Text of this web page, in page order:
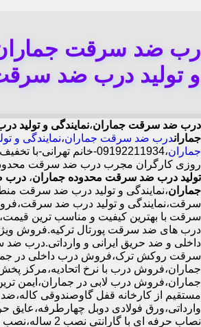
ضد سرقت
و تولید درب ضد
درب ضد سرقت جماران،نمایندگی و تولید
جماراندرب ضد سرقت جماران،نمایندگی و
جماران
،09192211934-خانم تهرانی-
روزی کارگران مجرب درب ضد سرقت
تولید درب ضد سرقت محدوده جماران، درب
جماران،نمایندگی و تولید درب ضد سرقت
سرقت،نمایندگی و تولید درب ضد
سرقت با بهترین کیفیت و مناسب ترین
درب های ضد سرقت پورتال ترکیه.فروش
داخلی و ضد حریق ایرانی و وارداتی.درب
سرقت روکش ترک،فروش درب داخلی در
جماران،فروش درب با نرخ اتحادیه،مرکز
جماران،فروش درب لابی در جماران،ایمن
وارداتی،ورق فولادی دوبل